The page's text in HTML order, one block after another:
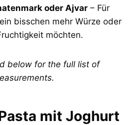
oder Ajvar – Für
bisschen mehr Würze oder
möchten.
below for the full list of
mit Joghurt